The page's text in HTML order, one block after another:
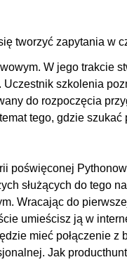
napisanej w Django
tworzyć zapytania w
W jego trakcie
szkolenia
do rozpoczęcia
tego, gdzie
poświęconej
służących do tego
Wracając do
umieścisz ją w
mieć połączenie
Jak